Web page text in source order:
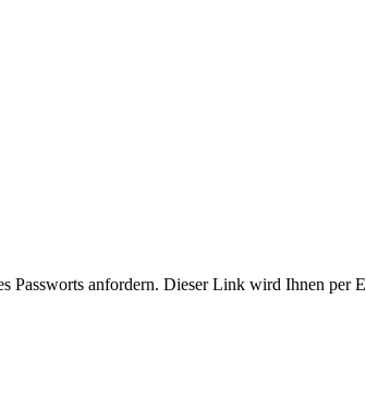
Passworts anfordern. Dieser Link wird Ihnen per